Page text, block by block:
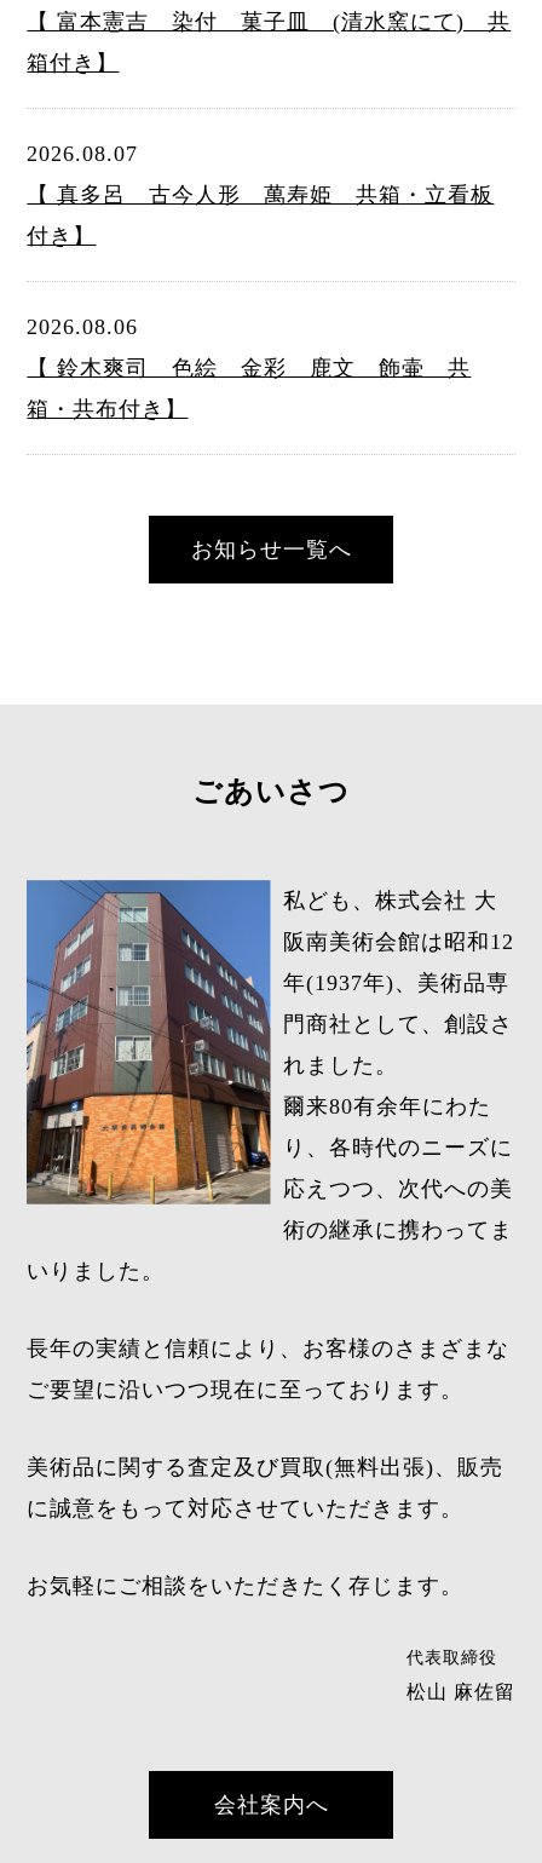
【 富本憲吉 染付 菓子皿 (清水窯にて) 共
箱付き】
2026.08.07
【 真多呂 古今人形 萬寿姫 共箱・立看板
付き】
2026.08.06
【 鈴木爽司 色絵 金彩 鹿文 飾壷 共
箱・共布付き】
お知らせ一覧へ
ごあいさつ
私ども、株式会社 大
阪南美術会館は昭和12
年(1937年)、美術品専
門商社として、創設さ
れました。
爾来80有余年にわた
り、各時代のニーズに
応えつつ、次代への美
術の継承に携わってま
いりました。
長年の実績と信頼により、お客様のさまざまな
ご要望に沿いつつ現在に至っております。
美術品に関する査定及び買取(無料出張)、販売
に誠意をもって対応させていただきます。
お気軽にご相談をいただきたく存じます。
代表取締役
松山 麻佐留
会社案内へ